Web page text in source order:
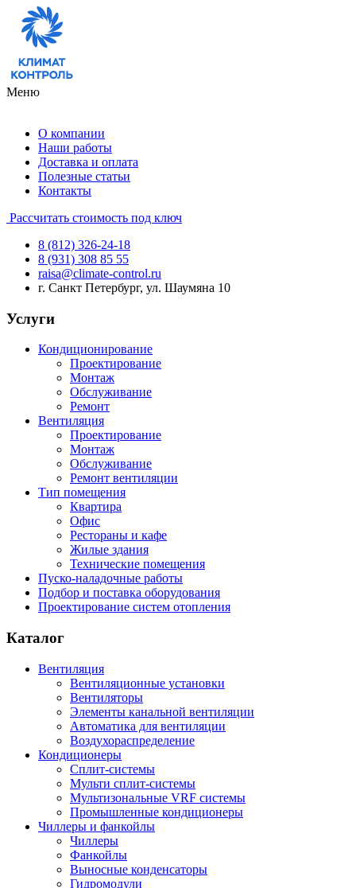
Меню
О компании
Наши работы
Доставка и оплата
Полезные статьи
Контакты
Рассчитать стоимость под ключ
8 (812) 326-24-18
8 (931) 308 85 55
raisa@climate-control.ru
г. Санкт Петербург, ул. Шаумяна 10
Услуги
Кондиционирование
Проектирование
Монтаж
Обслуживание
Ремонт
Вентиляция
Проектирование
Монтаж
Обслуживание
Ремонт вентиляции
Тип помещения
Квартира
Офис
Рестораны и кафе
Жилые здания
Технические помещения
Пуско-наладочные работы
Подбор и поставка оборудования
Проектирование систем отопления
Каталог
Вентиляция
Вентиляционные установки
Вентиляторы
Элементы канальной вентиляции
Автоматика для вентиляции
Воздухораспределение
Кондиционеры
Сплит-системы
Мульти сплит-системы
Мультизональные VRF системы
Промышленные кондиционеры
Чиллеры и фанкойлы
Чиллеры
Фанкойлы
Выносные конденсаторы
Гидромодули